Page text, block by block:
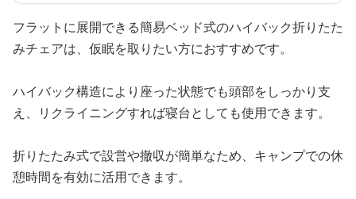
フラットに展開できる簡易ベッド式のハイバック折りたた
みチェアは、仮眠を取りたい方におすすめです。
ハイバック構造により座った状態でも頭部をしっかり支
え、リクライニングすれば寝台としても使用できます。
折りたたみ式で設営や撤収が簡単なため、キャンプでの休
憩時間を有効に活用できます。